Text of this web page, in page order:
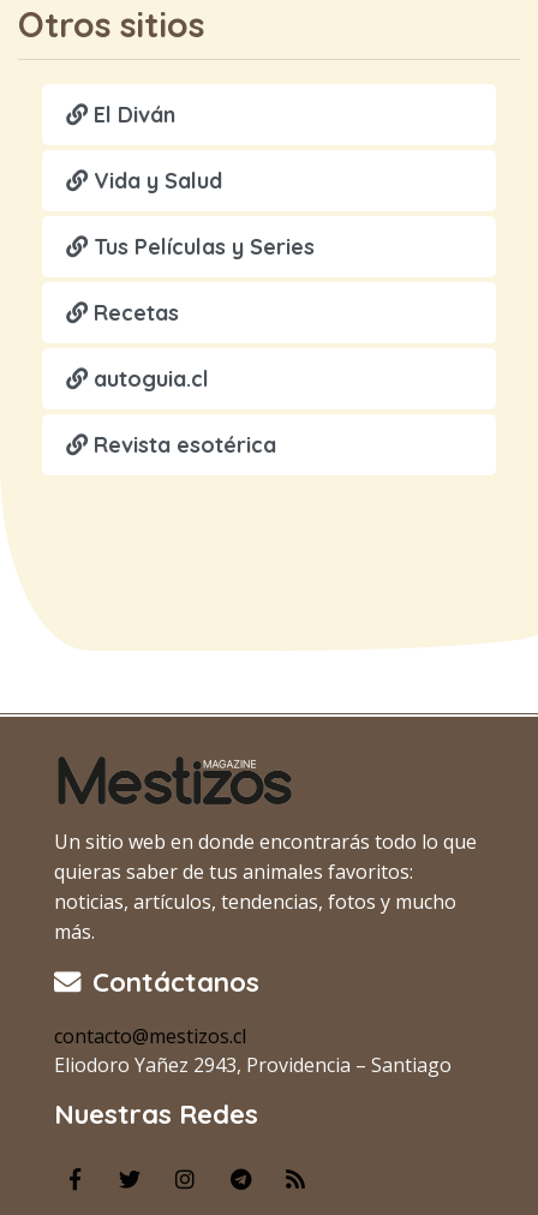
Otros sitios
El Diván
Vida y Salud
Tus Películas y Series
Recetas
autoguia.cl
Revista esotérica
Un sitio web en donde encontrarás todo lo que
quieras saber de tus animales favoritos:
noticias, artículos, tendencias, fotos y mucho
más.
Contáctanos
contacto@mestizos.cl
Eliodoro Yañez 2943, Providencia – Santiago
Nuestras Redes